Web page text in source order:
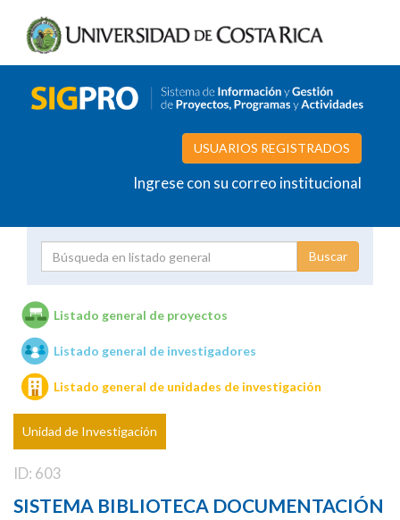
USUARIOS REGISTRADOS
Ingrese con su correo institucional
Unidades de investigación
Listado general de proyectos
Listado general de investigadores
Listado general de unidades de investigación
Unidad de Investigación
ID: 603
SISTEMA BIBLIOTECA DOCUMENTACIÓN